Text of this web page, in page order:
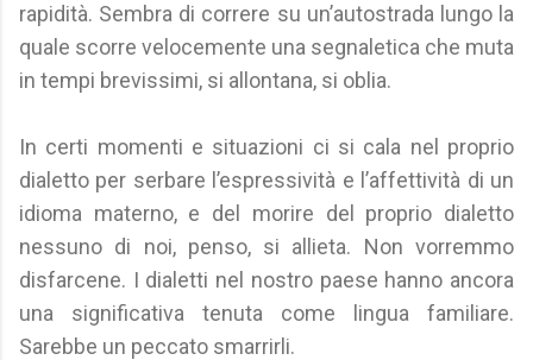
rapidità. Sembra di correre su un’autostrada lungo la
quale scorre velocemente una segnaletica che muta
in tempi brevissimi, si allontana, si oblia.
In certi momenti e situazioni ci si cala nel proprio
dialetto per serbare l’espressività e l’affettività di un
idioma materno, e del morire del proprio dialetto
nessuno di noi, penso, si allieta. Non vorremmo
disfarcene. I dialetti nel nostro paese hanno ancora
una significativa tenuta come lingua familiare.
Sarebbe un peccato smarrirli.